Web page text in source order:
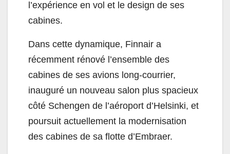
l’expérience en vol et le design de ses
cabines.
Dans cette dynamique, Finnair a
récemment rénové l’ensemble des
cabines de ses avions long-courrier,
inauguré un nouveau salon plus spacieux
côté Schengen de l’aéroport d’Helsinki, et
poursuit actuellement la modernisation
des cabines de sa flotte d’Embraer.